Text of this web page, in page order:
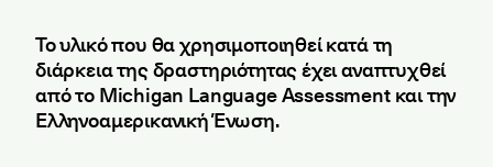
Το υλικό που θα χρησιμοποιηθεί κατά τη
διάρκεια της δραστηριότητας έχει αναπτυχθεί
από το Michigan Language Assessment και την
Ελληνοαμερικανική Ένωση.